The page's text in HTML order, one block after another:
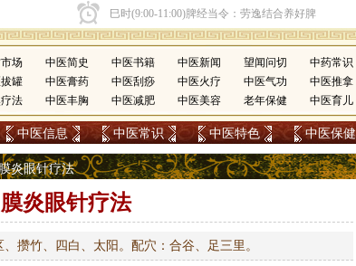
场 中医简史 中医书籍 中医新闻 望闻问切 中药常识
罐 中医膏药 中医刮痧 中医火疗 中医气功 中医推拿
法 中医丰胸 中医减肥 中医美容 老年保健 中医育儿
中医信息 中医常识 中医特色 中医保健
炎眼针疗法
炎眼针疗法
攒竹、四白、太阳。配穴：合谷、足三里。